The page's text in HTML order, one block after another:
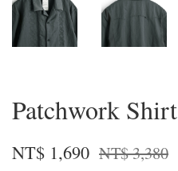
Patchwork Shirt
NT$ 1,690 NT$ 3,380